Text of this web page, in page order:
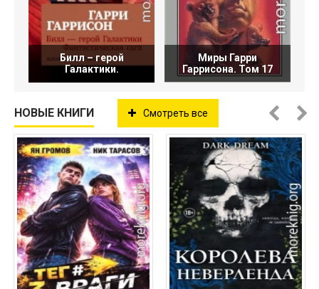
Билл – герой
Галактики.
Миры Гарри
Гаррисона. Том 17
НОВЫЕ КНИГИ Смотреть все